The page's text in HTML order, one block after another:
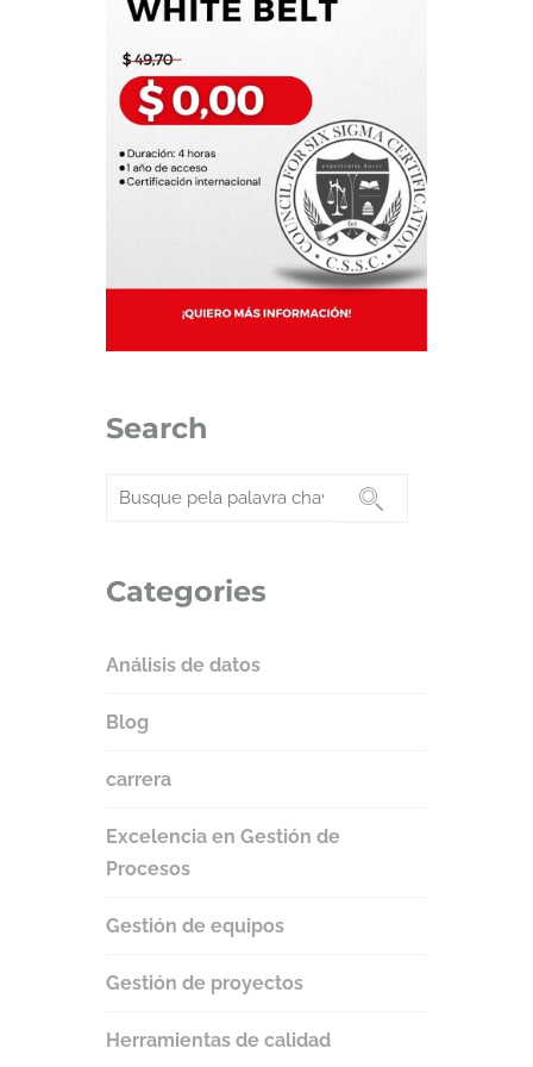
Search
Categories
Análisis de datos
Blog
carrera
Excelencia en Gestión de
Procesos
Gestión de equipos
Gestión de proyectos
Herramientas de calidad